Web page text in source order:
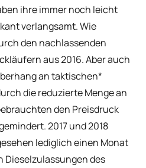
ihre immer noch leicht
verlangsamt. Wie
den nachlassenden
aus 2016. Aber auch
an taktischen*
die reduzierte Menge an
den Preisdruck
2017 und 2018
lediglich einen Monat
Dieselzulassungen des